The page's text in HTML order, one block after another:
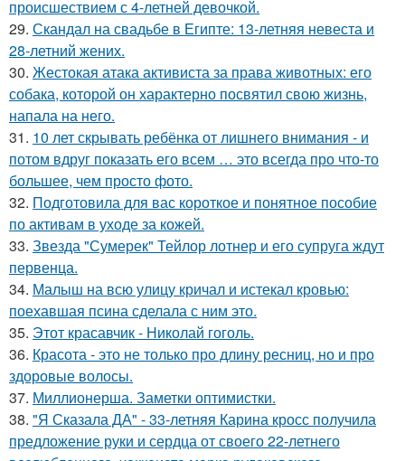
происшествием с 4-летней девочкой.
29. Скандал на свадьбе в Египте: 13-летняя невеста и
28-летний жених.
30. Жестокая атака активиста за права животных: его
собака, которой он характерно посвятил свою жизнь,
напала на него.
31. 10 лет скрывать ребёнка от лишнего внимания - и
потом вдруг показать его всем … это всегда про что-то
большее, чем просто фото.
32. Подготовила для вас короткое и понятное пособие
по активам в уходе за кожей.
33. Звезда "Сумерек" Тейлор лотнер и его супруга ждут
первенца.
34. Малыш на всю улицу кричал и истекал кровью:
поехавшая псина сделала с ним это.
35. Этот красавчик - Николай гоголь.
36. Красота - это не только про длину ресниц, но и про
здоровые волосы.
37. Миллионерша. Заметки оптимистки.
38. "Я Сказала ДА" - 33-летняя Карина кросс получила
предложение руки и сердца от своего 22-летнего